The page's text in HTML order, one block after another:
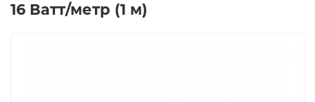
16 Ватт/метр (1 м)